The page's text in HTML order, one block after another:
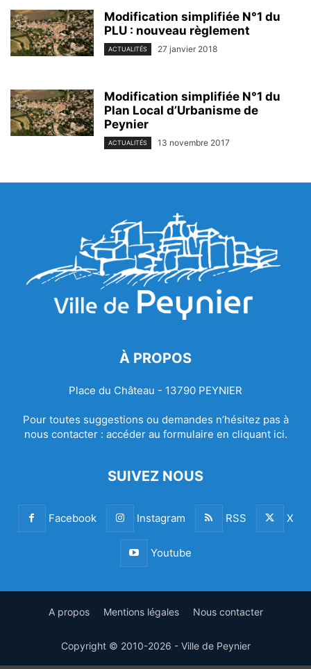
Modification simplifiée N°1 du
PLU : nouveau règlement
ACTUALITÉS 27 janvier 2018
Modification simplifiée N°1 du
Plan Local d’Urbanisme de
Peynier
ACTUALITÉS 13 novembre 2017
À PROPOS
Place du Château - 13790 PEYNIER
Pour toutes suggestions ou demandes n’hésitez pas à
nous contacter : accéder au formulaire en cliquant ici.
SUIVEZ NOUS
Facebook Instagram RSS X
Youtube
A propos Mentions légales Nous contacter
Copyright © 2010-2026 - Ville de Peynier